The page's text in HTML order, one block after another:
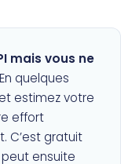
mais vous ne
En quelques
estimez votre
effort
C’est gratuit
ensuite